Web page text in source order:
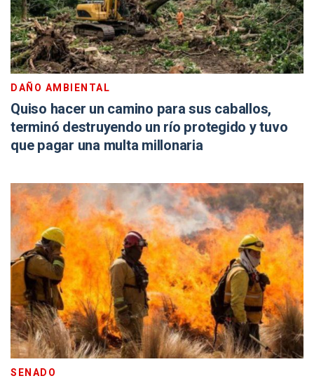
DAÑO AMBIENTAL
Quiso hacer un camino para sus caballos,
terminó destruyendo un río protegido y tuvo
que pagar una multa millonaria
SENADO